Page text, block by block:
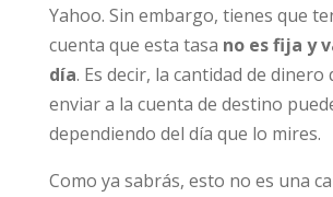
Yahoo. Sin embargo, tienes que
cuenta que esta tasa no es fija y
día. Es decir, la cantidad de dinero
enviar a la cuenta de destino
dependiendo del día que lo mires.
Como ya sabrás, esto no es una